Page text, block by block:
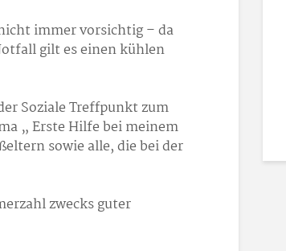
immer vorsichtig – da
gilt es einen kühlen
Soziale Treffpunkt zum
„ Erste Hilfe bei meinem
sowie alle, die bei der
zwecks guter